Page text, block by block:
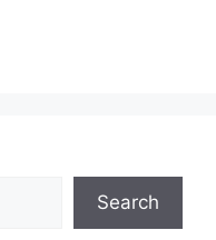
Search